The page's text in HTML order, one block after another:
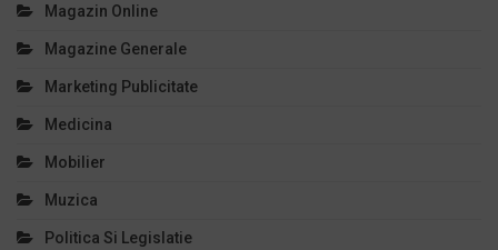
Magazin Online
Magazine Generale
Marketing Publicitate
Medicina
Mobilier
Muzica
Politica Si Legislatie